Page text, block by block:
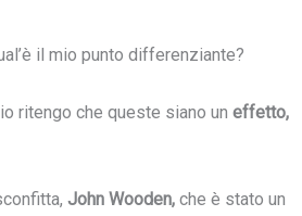
il mio punto differenziante?
ritengo che queste siano un effetto,
John Wooden,che è stato un